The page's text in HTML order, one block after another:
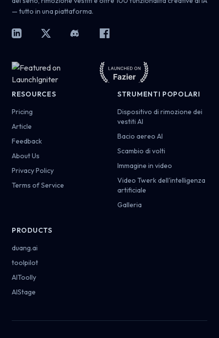
— tutto in una piattaforma.
LinkedIn X Discord Facebook
RESOURCES
Pricing
Article
Feedback
About Us
Privacy Policy
Terms of Service
STRUMENTI POPOLARI
Dispositivo di rimozione dei
vestiti AI
Bacio aereo AI
Scambio di volti
Immagine in video
Video Twerk dell'intelligenza
artificiale
Galleria
PRODUCTS
duang.ai
toolpilot
AIToolly
AIStage